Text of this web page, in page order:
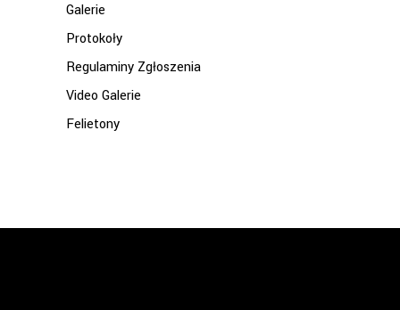
Galerie
Protokoły
Regulaminy Zgłoszenia
Video Galerie
Felietony